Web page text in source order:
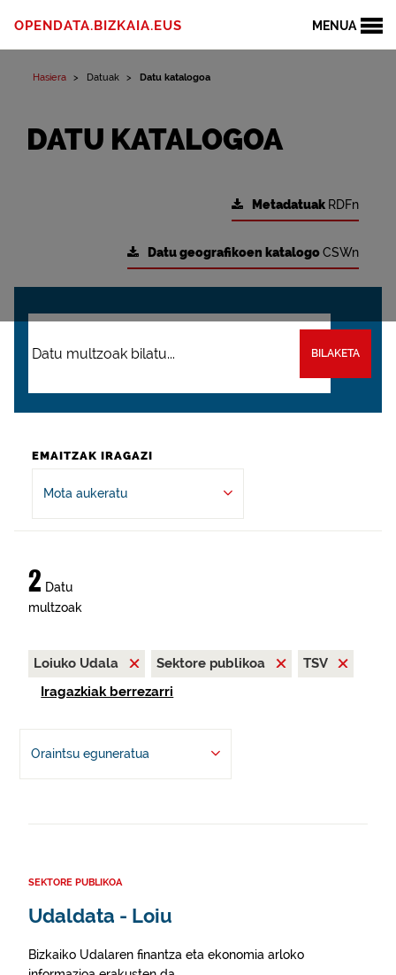
MENUA
OPENDATA.BIZKAIA.EUS
Hasiera Datuak Datu katalogoa
DATU KATALOGOA
Metadatuak RDFn
Datu geografikoen katalogoCSWn
BILAKETA
EMAITZAK IRAGAZI
Mota aukeratu
2 Datu
multzoak
Loiuko Udala Sektore publikoa
TSV
Iragazkiak berrezarri
Oraintsu eguneratua
SEKTORE PUBLIKOA
Udaldata - Loiu
Bizkaiko Udalaren finantza eta ekonomia arloko